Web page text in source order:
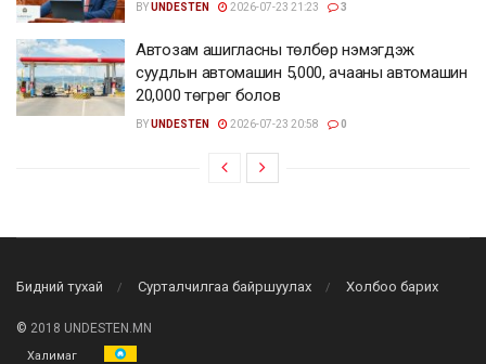
BYUNDESTEN 2026-07-23 21:23 3
Автозам ашигласны төлбөр нэмэгдэж
суудлын автомашин 5,000, ачааны автомашин
20,000 төгрөг болов
BYUNDESTEN 2026-07-23 20:58 0
Бидний тухай Сурталчилгаа байршуулах Холбоо барих
© 2018 UNDESTEN.MN
Халимаг